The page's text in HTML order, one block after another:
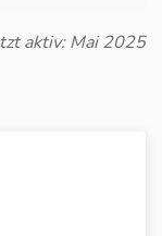
aktiv: Mai 2025